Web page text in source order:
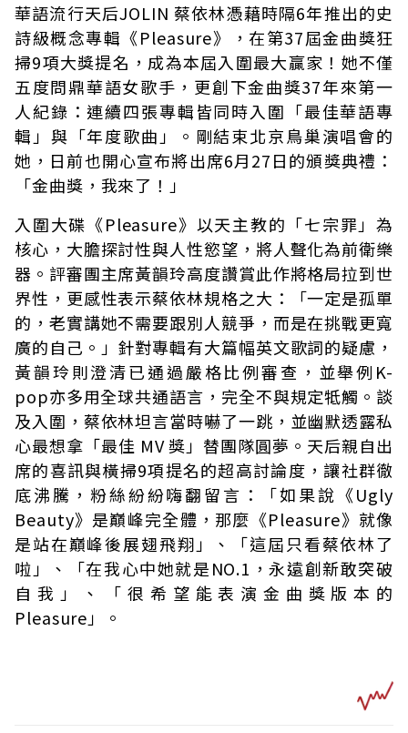
華語流行天后JOLIN 蔡依林憑藉時隔6年推出的史
詩級概念專輯《Pleasure》，在第37屆金曲獎狂
掃9項大獎提名，成為本屆入圍最大贏家！她不僅
五度問鼎華語女歌手，更創下金曲獎37年來第一
人紀錄：連續四張專輯皆同時入圍「最佳華語專
輯」與「年度歌曲」。剛結束北京鳥巢演唱會的
她，日前也開心宣布將出席6月27日的頒獎典禮：
「金曲獎，我來了！」
入圍大碟《Pleasure》以天主教的「七宗罪」為
核心，大膽探討性與人性慾望，將人聲化為前衛樂
器。評審團主席黃韻玲高度讚賞此作將格局拉到世
界性，更感性表示蔡依林規格之大：「一定是孤單
的，老實講她不需要跟別人競爭，而是在挑戰更寬
廣的自己。」針對專輯有大篇幅英文歌詞的疑慮，
黃韻玲則澄清已通過嚴格比例審查，並舉例K-
pop亦多用全球共通語言，完全不與規定牴觸。談
及入圍，蔡依林坦言當時嚇了一跳，並幽默透露私
心最想拿「最佳 MV 獎」替團隊圓夢。天后親自出
席的喜訊與橫掃9項提名的超高討論度，讓社群徹
底沸騰，粉絲紛紛嗨翻留言：「如果說《Ugly
Beauty》是巔峰完全體，那麼《Pleasure》就像
是站在巔峰後展翅飛翔」、「這屆只看蔡依林了
啦」、「在我心中她就是NO.1，永遠創新敢突破
自我」、「很希望能表演金曲獎版本的
Pleasure」。